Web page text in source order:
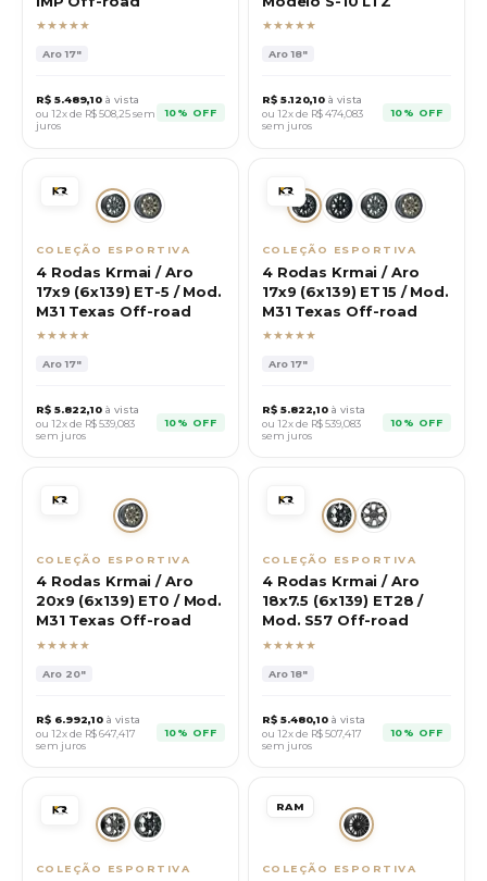
★★★★★
Aro17"
R$ 5.489,10 à vista
ou 12x de R$508,25sem
juros
10% OFF
★★★★★
Aro18"
R$ 5.120,10 à vista
ou 12x de R$474,083
sem juros
10% OFF
COLEÇÃO ESPORTIVA
4 Rodas Krmai / Aro
17x9 (6x139) ET-5 / Mod.
M31 Texas Off-road
★★★★★
Aro17"
R$ 5.822,10 à vista
ou 12x de R$539,083
sem juros
10% OFF
COLEÇÃO ESPORTIVA
4 Rodas Krmai / Aro
17x9 (6x139) ET15 / Mod.
M31 Texas Off-road
★★★★★
Aro17"
R$ 5.822,10 à vista
ou 12x de R$539,083
sem juros
10% OFF
COLEÇÃO ESPORTIVA
4 Rodas Krmai / Aro
20x9 (6x139) ET0 / Mod.
M31 Texas Off-road
★★★★★
Aro 20"
R$ 6.992,10 à vista
ou 12x de R$647,417
sem juros
10% OFF
COLEÇÃO ESPORTIVA
4 Rodas Krmai / Aro
18x7.5 (6x139) ET28 /
Mod. S57 Off-road
★★★★★
Aro18"
R$ 5.480,10 à vista
ou 12x de R$507,417
sem juros
10% OFF
COLEÇÃO ESPORTIVA
RAM
COLEÇÃO ESPORTIVA